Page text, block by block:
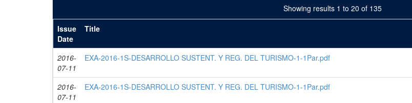
Showing results 1 to 20 of 135
Issue
Date
Title
2016-
07-11
EXA-2016-1S-DESARROLLO SUSTENT. Y REG. DEL TURISMO-1-1Par.pdf
2016-
07-11
EXA-2016-1S-DESARROLLO SUSTENT. Y REG. DEL TURISMO-1-1Par.pdf